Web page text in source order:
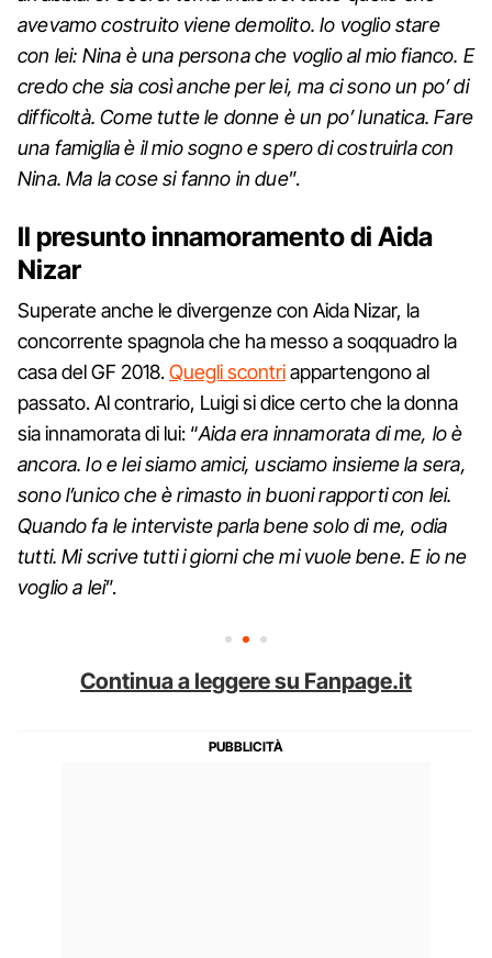
avevamo costruito viene demolito. Io voglio stare
con lei: Nina è una persona che voglio al mio fianco. E
credo che sia così anche per lei, ma ci sono un po’ di
difficoltà. Come tutte le donne è un po’ lunatica. Fare
una famiglia è il mio sogno e spero di costruirla con
Nina. Ma la cose si fanno in due”.
Il presunto innamoramento di Aida
Nizar
Superate anche le divergenze con Aida Nizar, la
concorrente spagnola che ha messo a soqquadro la
casa del GF 2018.Quegli scontriappartengono al
passato. Al contrario, Luigi si dice certo che la donna
sia innamorata di lui: “Aida era innamorata di me, lo è
ancora. Io e lei siamo amici, usciamo insieme la sera,
sono l’unico che è rimasto in buoni rapporti con lei.
Quando fa le interviste parla bene solo di me, odia
tutti. Mi scrive tutti i giorni che mi vuole bene. E io ne
voglio a lei”.
Continua a leggere su Fanpage.it